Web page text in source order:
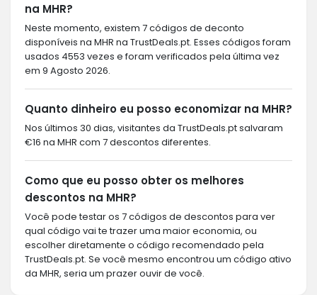
na MHR?
Neste momento, existem 7 códigos de deconto
disponíveis na MHR na TrustDeals.pt. Esses códigos foram
usados 4553 vezes e foram verificados pela última vez
em 9 Agosto 2026.
Quanto dinheiro eu posso economizar na MHR?
Nos últimos 30 dias, visitantes da TrustDeals.pt salvaram
€16 na MHR com 7 descontos diferentes.
Como que eu posso obter os melhores
descontos na MHR?
Você pode testar os 7 códigos de descontos para ver
qual código vai te trazer uma maior economia, ou
escolher diretamente o código recomendado pela
TrustDeals.pt. Se você mesmo encontrou um código ativo
da MHR, seria um prazer ouvir de você.